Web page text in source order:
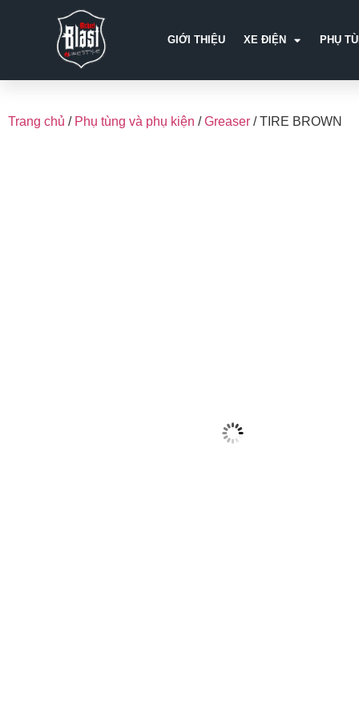
GIỚI THIỆU XE ĐIỆN PHỤ
Trang chủ / Phụ tùng và phụ kiện /Greaser / TIRE BROWN